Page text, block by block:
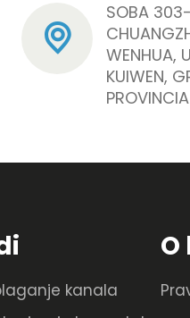
SOBA
WENHUA,
KUIWEN,
kanala